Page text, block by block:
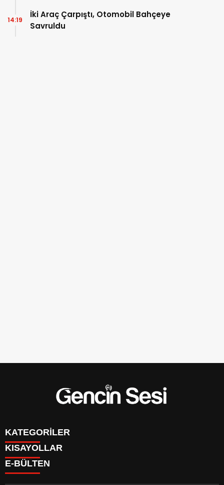
İki Araç Çarpıştı, Otomobil Bahçeye
Savruldu
14:19
KATEGORİLER
GENÇ
BİNGÖL
KISAYOLLAR
BURÇLAR
E-BÜLTEN